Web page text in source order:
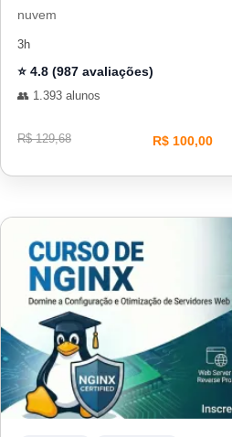
nuvem
3h
⭐ 4.8 (987 avaliações)
👥 1.393 alunos
R$ 129,68 R$ 100,00